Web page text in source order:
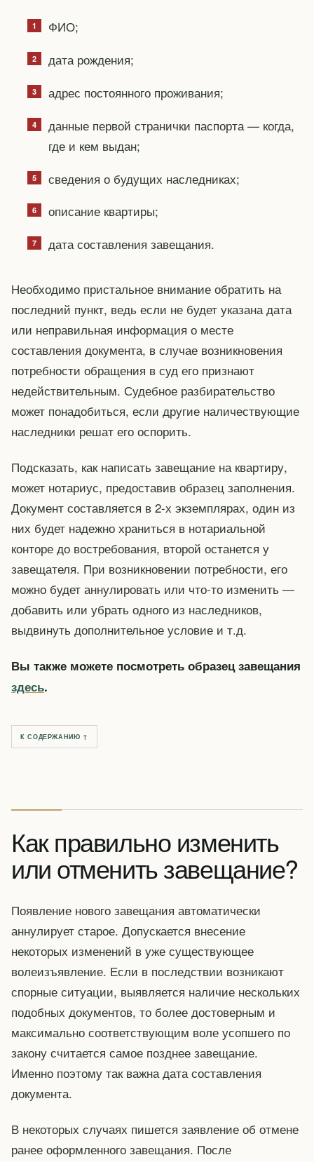
ФИО;
дата рождения;
адрес постоянного проживания;
данные первой странички паспорта — когда,
где и кем выдан;
сведения о будущих наследниках;
описание квартиры;
дата составления завещания.
Необходимо пристальное внимание обратить на
последний пункт, ведь если не будет указана дата
или неправильная информация о месте
составления документа, в случае возникновения
потребности обращения в суд его признают
недействительным. Судебное разбирательство
может понадобиться, если другие наличествующие
наследники решат его оспорить.
Подсказать, как написать завещание на квартиру,
может нотариус, предоставив образец заполнения.
Документ составляется в 2-х экземплярах, один из
них будет надежно храниться в нотариальной
конторе до востребования, второй останется у
завещателя. При возникновении потребности, его
можно будет аннулировать или что-то изменить —
добавить или убрать одного из наследников,
выдвинуть дополнительное условие и т.д.
Вы также можете посмотреть образец завещания
здесь.
К СОДЕРЖАНИЮ ↑
Как правильно изменить
или отменить завещание?
Появление нового завещания автоматически
аннулирует старое. Допускается внесение
некоторых изменений в уже существующее
волеизъявление. Если в последствии возникают
спорные ситуации, выявляется наличие нескольких
подобных документов, то более достоверным и
максимально соответствующим воле усопшего по
закону считается самое позднее завещание.
Именно поэтому так важна дата составления
документа.
В некоторых случаях пишется заявление об отмене
ранее оформленного завещания. После